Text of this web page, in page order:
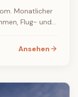
Monatlicher
Flug- und
Ansehen